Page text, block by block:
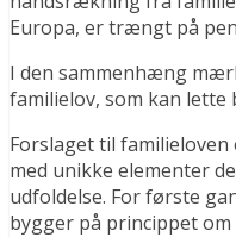
Europa, er trængt på
I den sammenhæng
familielov, som kan
Forslaget til familieloven
med unikke elementer
udfoldelse. For første
bygger på princippet